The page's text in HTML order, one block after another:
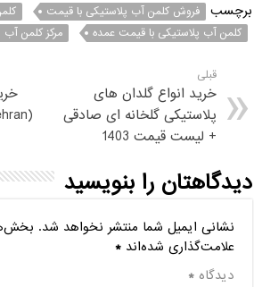
برچسب فروش کلمن آب پلاستیکی با قیمت
کلمن آب پلاستیکی با قیمت عمده
مرکز کلمن
قبلی
خرید انواع گلدان های
پلاستیکی گلخانه ای صادقی
+ لیست قیمت 1403
دیدگاهتان را بنویسید
نشانی ایمیل شما منتشر نخواهد شد.
علامت‌گذاری شده‌اند*
دیدگاه*